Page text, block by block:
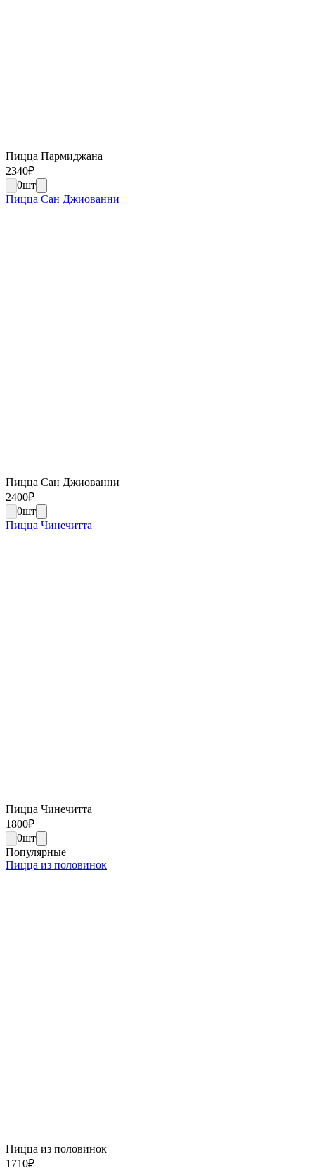
Пицца Пармиджана
2340₽
0шт
Пицца Сан Джиованни
Пицца Сан Джиованни
2400₽
0шт
Пицца Чинечитта
Пицца Чинечитта
1800₽
0шт
Популярные
Пицца из половинок
Пицца из половинок
1710₽